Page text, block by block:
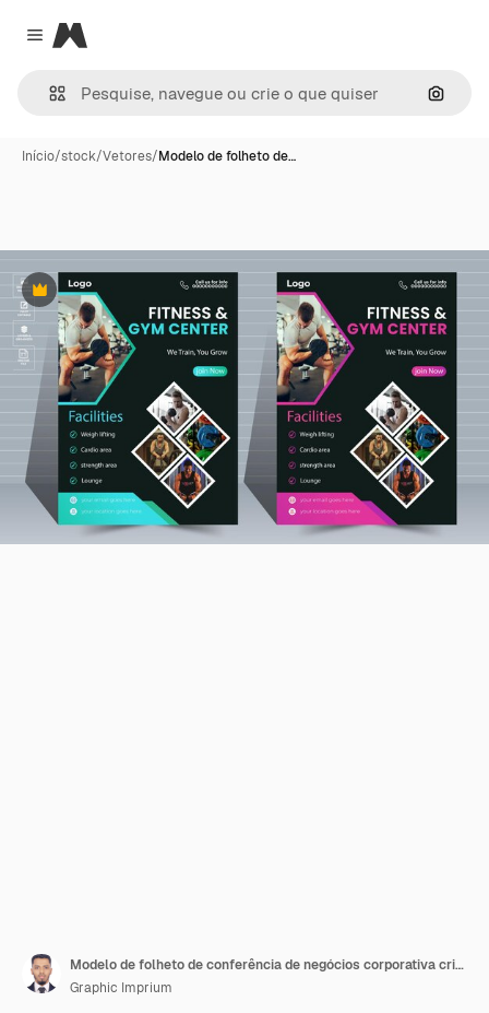
Close menu
Magnific
Início/stock/Vetores/Modelo de folheto de…
Premium
Modelo de folheto de conferência de negócios corporativa criativa capa de folheto apresentação capa de livro
Graphic Imprium